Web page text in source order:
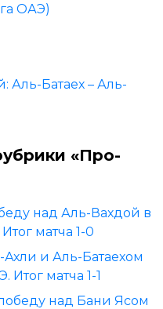
ОАЭ)
Аль-Батаех – Аль-
«Про-
над Аль-Вахдой в
матча 1-0
и Аль-Батаехом
матча 1-1
над Бани Ясом